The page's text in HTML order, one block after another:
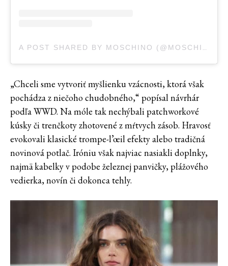
A POST SHARED BY MOSCHINO (@MOSCHINO)
„Chceli sme vytvoriť myšlienku vzácnosti, ktorá však
pochádza z niečoho chudobného,“ popísal návrhár
podľa WWD. Na móle tak nechýbali patchworkové
kúsky či trenčkoty zhotovené z mŕtvych zásob. Hravosť
evokovali klasické trompe-l’œil efekty alebo tradičná
novinová potlač. Iróniu však najviac nasiakli doplnky,
najmä kabelky v podobe železnej panvičky, plážového
vedierka, novín či dokonca tehly.